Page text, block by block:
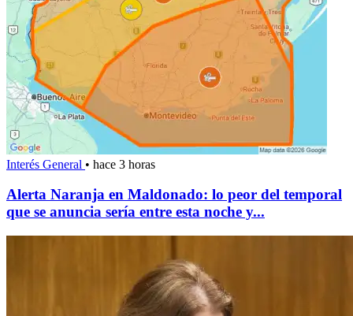
Interés General • hace 3 horas
Alerta Naranja en Maldonado: lo peor del temporal
que se anuncia sería entre esta noche y...